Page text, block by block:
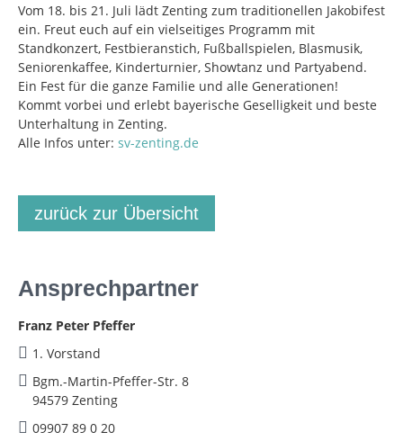
Vom 18. bis 21. Juli lädt Zenting zum traditionellen Jakobifest
ein. Freut euch auf ein vielseitiges Programm mit
Standkonzert, Festbieranstich, Fußballspielen, Blasmusik,
Seniorenkaffee, Kinderturnier, Showtanz und Partyabend.
Ein Fest für die ganze Familie und alle Generationen!
Kommt vorbei und erlebt bayerische Geselligkeit und beste
Unterhaltung in Zenting.
Alle Infos unter: sv-zenting.de
zurück zur Übersicht
Ansprechpartner
Franz Peter Pfeffer
1. Vorstand
Bgm.-Martin-Pfeffer-Str. 8
94579 Zenting
09907 89 0 20